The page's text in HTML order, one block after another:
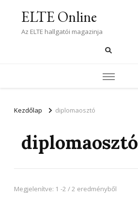
ELTE Online
Az ELTE hallgatói magazinja
Kezdőlap diplomaosztó
diplomaosztó
Megjelenítve: 1 -2 / 2 eredményből